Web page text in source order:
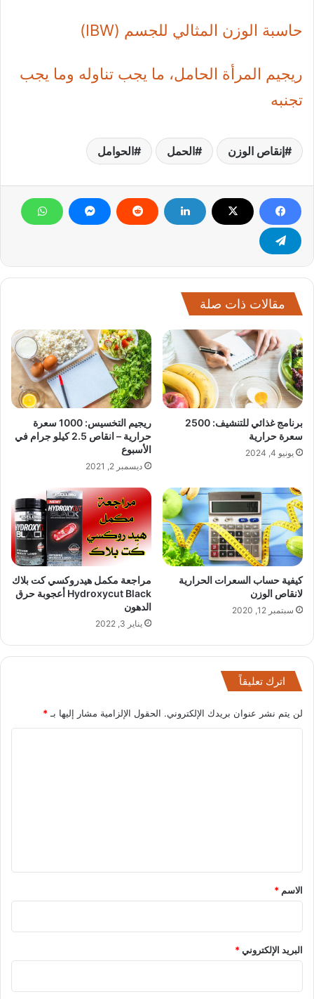
حاسبة الوزن المثالي للجسم (IBW)
ريجيم المرأة الحامل، ما يجب تناوله وما يجب
تجنبه
إنقاص الوزن الحمل الحوامل
مقالات ذات صلة
برنامج غذائي للتنشيف: 2500
سعرة حرارية
يونيو 4, 2024
ريجيم التخسيس: 1000 سعرة
حرارية – انقاص 2.5 كيلو جرام في
الأسبوع
ديسمبر 2, 2021
كيفية حساب السعرات الحرارية
لانقاص الوزن
سبتمبر 12, 2020
مراجعة مكمل هيدروكسي كت بلاك
Hydroxycut Black أعجوبة حرق
الدهون
يناير 3, 2022
اترك تعليقاً
لن يتم نشر عنوان بريدك الإلكتروني. الحقول الإلزامية مشار إليها بـ*
*
الاسم *
البريد الإلكتروني*